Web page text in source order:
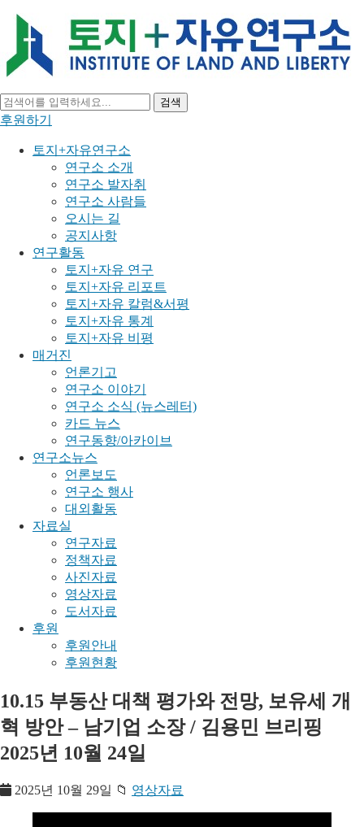
검색
후원하기
토지+자유연구소
연구소 소개
연구소 발자취
연구소 사람들
오시는 길
공지사항
연구활동
토지+자유 연구
토지+자유 리포트
토지+자유 칼럼&서평
토지+자유 통계
토지+자유 비평
매거진
언론기고
연구소 이야기
연구소 소식 (뉴스레터)
카드 뉴스
연구동향/아카이브
연구소뉴스
언론보도
연구소 행사
대외활동
자료실
연구자료
정책자료
사진자료
영상자료
도서자료
후원
후원안내
후원현황
10.15 부동산 대책 평가와 전망, 보유세 개
혁 방안 – 남기업 소장 / 김용민 브리핑
2025년 10월 24일
2025년 10월 29일 📁 영상자료